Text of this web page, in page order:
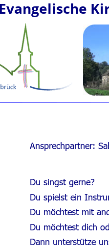
Evangelische
Ansprechpartner:
Du singst gerne?
Du spielst ein
Du möchtest mit
Du möchtest dich
Dann unterstütze